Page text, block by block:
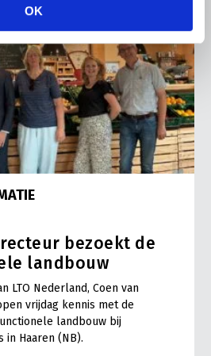
OK
bezoekt de
landbouw
LTO Nederland, Coen van
vrijdag kennis met de
landbouw bij
in Haaren (NB).